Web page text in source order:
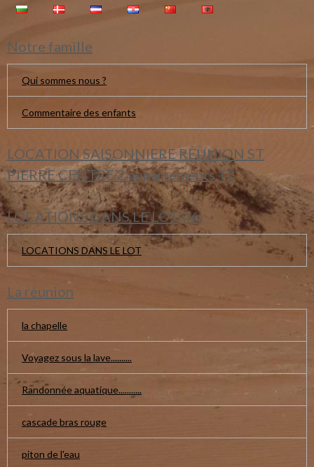
Notre famille
Qui sommes nous ?
Commentaire des enfants
LOCATION SAISONNIERE REUNION ST
PIERRE CENTRE 2 appartements T2
LOCATIONS DANS LE LOT(46)
LOCATIONS DANS LE LOT
La réunion
la chapelle
Voyagez sous la lave..........
Randonnée aquatique...........
cascade bras rouge
piton de l'eau